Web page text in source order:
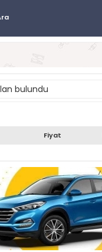
bulundu
Fiyat